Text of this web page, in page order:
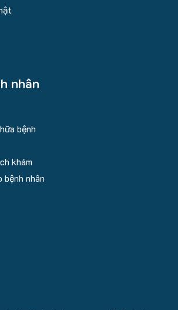
nhân
bệnh
khám
bệnh nhân